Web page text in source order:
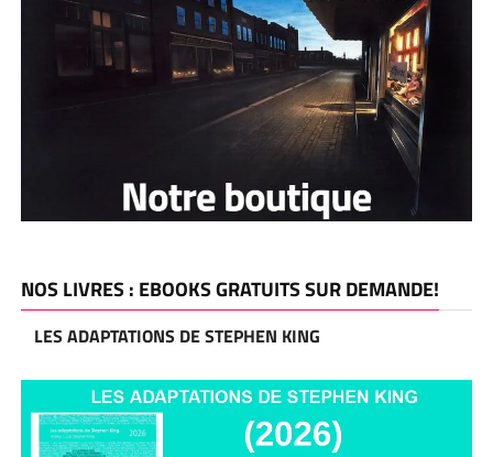
NOS LIVRES : EBOOKS GRATUITS SUR DEMANDE!
LES ADAPTATIONS DE STEPHEN KING